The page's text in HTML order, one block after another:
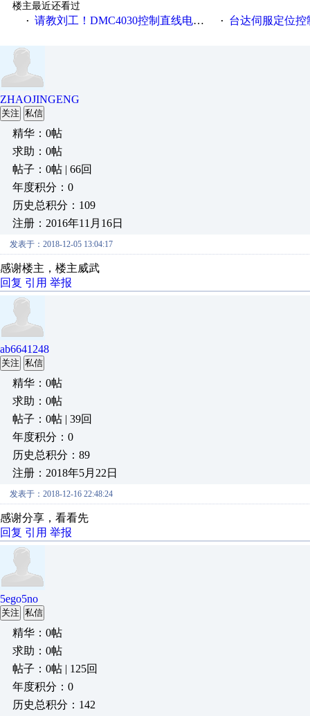
楼主最近还看过
· 请教刘工！DMC4030控制直线电机的问题 · 台达伺服定位控
ZHAOJINGENG
关注 私信
精华：0帖
求助：0帖
帖子：0帖 | 66回
年度积分：0
历史总积分：109
注册：2016年11月16日
发表于：2018-12-05 13:04:17
感谢楼主，楼主威武
回复 引用 举报
ab6641248
关注 私信
精华：0帖
求助：0帖
帖子：0帖 | 39回
年度积分：0
历史总积分：89
注册：2018年5月22日
发表于：2018-12-16 22:48:24
感谢分享，看看先
回复 引用 举报
5ego5no
关注 私信
精华：0帖
求助：0帖
帖子：0帖 | 125回
年度积分：0
历史总积分：142